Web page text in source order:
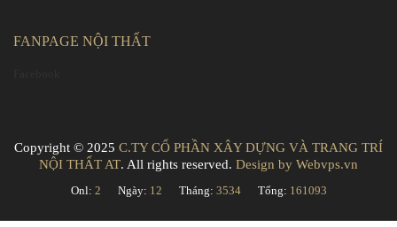
FANPAGE NỘI THẤT
Copyright © 2025 C.TY CỔ PHẦN XÂY DỰNG VÀ TRANG TRÍ
NỘI THẤT AT. All rights reserved. Design by Webvps.vn
Onl: 2 Ngày: 12 Tháng: 3534 Tổng: 161093